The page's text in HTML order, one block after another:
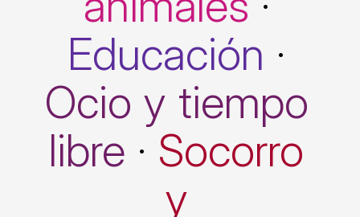
Educación ·
Ocio y tiempo
libre · Socorro
y